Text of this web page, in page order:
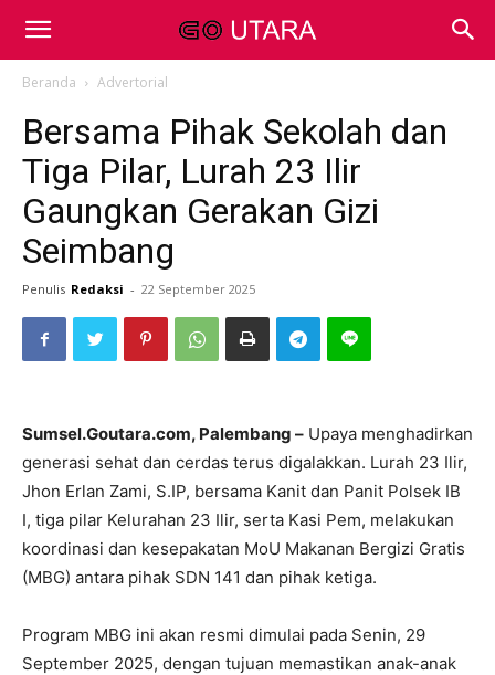
Beranda Advertorial
Bersama Pihak Sekolah dan
Tiga Pilar, Lurah 23 Ilir
Gaungkan Gerakan Gizi
Seimbang
Penulis Redaksi - 22 September 2025
Sumsel.Goutara.com, Palembang – Upaya menghadirkan
generasi sehat dan cerdas terus digalakkan. Lurah 23 Ilir,
Jhon Erlan Zami, S.IP, bersama Kanit dan Panit Polsek IB
I, tiga pilar Kelurahan 23 Ilir, serta Kasi Pem, melakukan
koordinasi dan kesepakatan MoU Makanan Bergizi Gratis
(MBG) antara pihak SDN 141 dan pihak ketiga.
Program MBG ini akan resmi dimulai pada Senin, 29
September 2025, dengan tujuan memastikan anak-anak